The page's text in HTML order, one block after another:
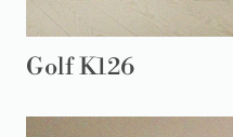
Golf K126